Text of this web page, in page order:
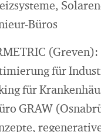
Büros
(Greven):
für
für
GRAW